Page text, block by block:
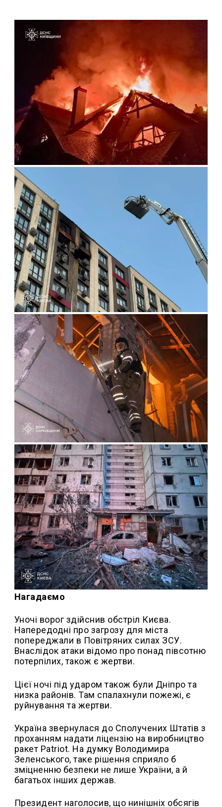
Нагадаємо
Уночі ворог здійснив обстріл Києва.
Напередодні про загрозу для міста
попереджали в Повітряних силах ЗСУ.
Внаслідок атаки відомо про понад півсотню
потерпілих, також є жертви.
Цієї ночі під ударом також були Дніпро та
низка районів. Там спалахнули пожежі, є
руйнування та жертви.
Україна звернулася до Сполучених Штатів з
проханням надати ліцензію на виробництво
ракет Patriot. На думку Володимира
Зеленського, таке рішення сприяло б
зміцненню безпеки не лише України, а й
багатьох інших держав.
Президент наголосив, що нинішніх обсягів